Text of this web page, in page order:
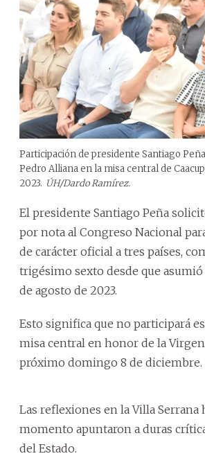
Participación de presidente Santiago
Pedro Alliana en la misa central de
2023. ÚH/Dardo Ramírez.
El presidente Santiago Peña
por nota al Congreso Nacional
de carácter oficial a tres países,
trigésimo sexto desde que asumió
de agosto de 2023.
Esto significa que no participará
misa central en honor de la Virgen
próximo domingo 8 de diciembre.
Las reflexiones en la Villa Serrana
momento apuntaron a duras
del Estado.